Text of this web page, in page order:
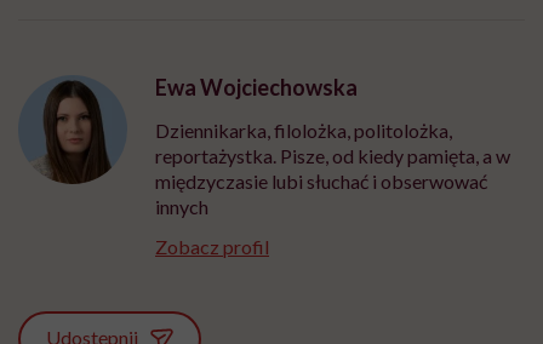
Ewa Wojciechowska
Dziennikarka, filolożka, politolożka,
reportażystka. Pisze, od kiedy pamięta, a w
międzyczasie lubi słuchać i obserwować
innych
Zobacz profil
Udostępnij